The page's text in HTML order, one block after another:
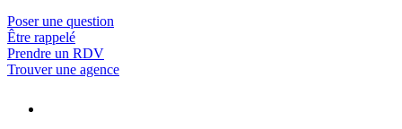
Poser une question
Être rappelé
Prendre un RDV
Trouver une agence